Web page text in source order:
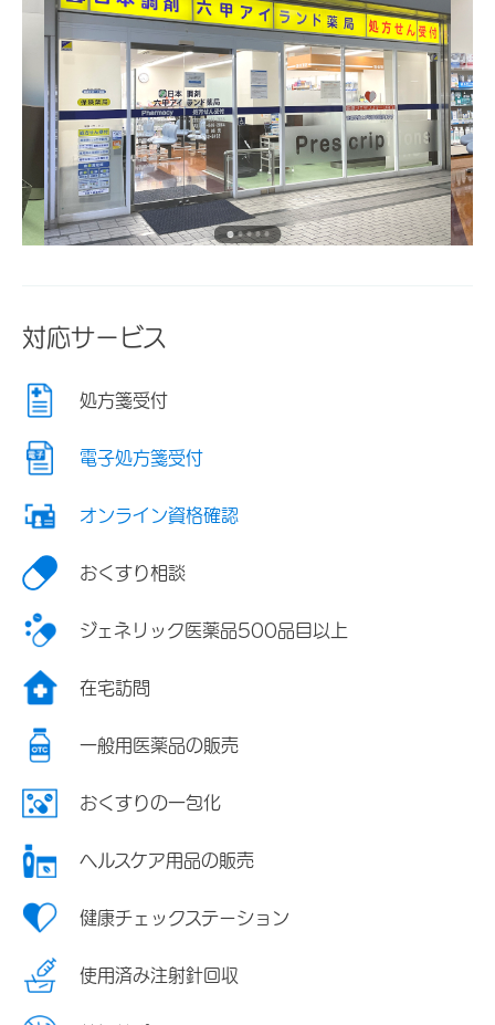
対応サービス
処方箋受付
電子処方箋受付
オンライン資格確認
おくすり相談
ジェネリック医薬品500品目以上
在宅訪問
一般用医薬品の販売
おくすりの一包化
ヘルスケア用品の販売
健康チェックステーション
使用済み注射針回収